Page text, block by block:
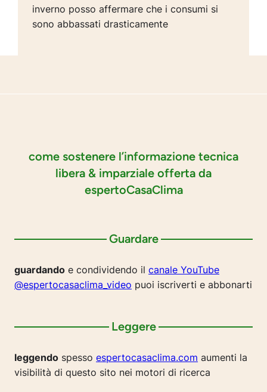
inverno posso affermare che i consumi si
sono abbassati drasticamente
come sostenere l’informazione tecnica
libera & imparziale offerta da
espertoCasaClima
Guardare
guardando e condividendo il canale YouTube
@espertocasaclima_video puoi iscriverti e abbonarti
Leggere
leggendo spesso espertocasaclima.com aumenti la
visibilità di questo sito nei motori di ricerca